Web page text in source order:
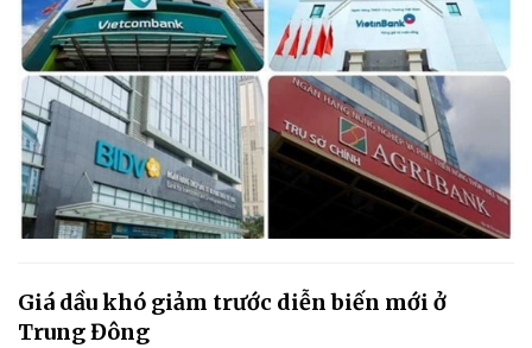
Giá dầu khó giảm trước diễn biến mới ở
Trung Đông